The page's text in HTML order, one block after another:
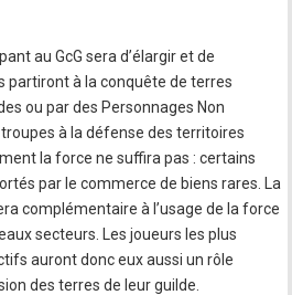
au GcG sera d’élargir et de
partiront à la conquête de terres
ou par des Personnages Non
à la défense des territoires
la force ne suffira pas : certains
par le commerce de biens rares. La
complémentaire à l’usage de la force
secteurs. Les joueurs les plus
auront donc eux aussi un rôle
des terres de leur guilde.